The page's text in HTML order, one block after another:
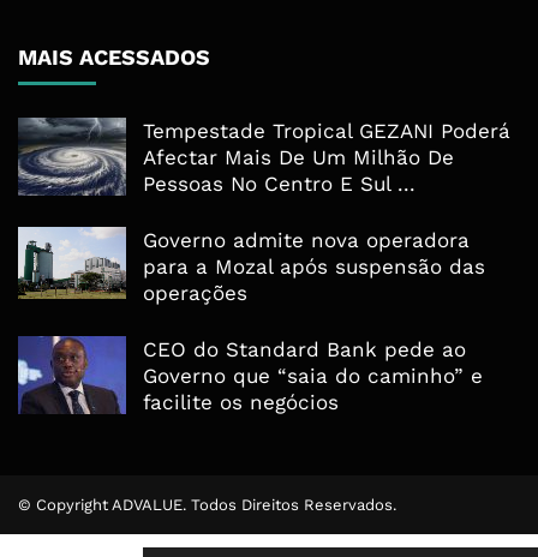
MAIS ACESSADOS
Tempestade Tropical GEZANI Poderá
Afectar Mais De Um Milhão De
Pessoas No Centro E Sul ...
Governo admite nova operadora
para a Mozal após suspensão das
operações
CEO do Standard Bank pede ao
Governo que “saia do caminho” e
facilite os negócios
© Copyright ADVALUE. Todos Direitos Reservados.